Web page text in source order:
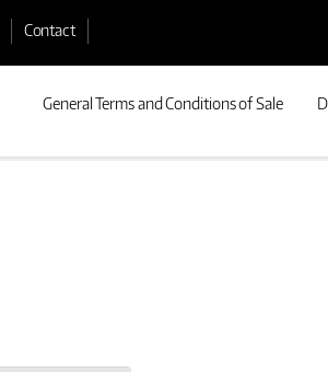
Contact
General Terms and Conditions of Sale